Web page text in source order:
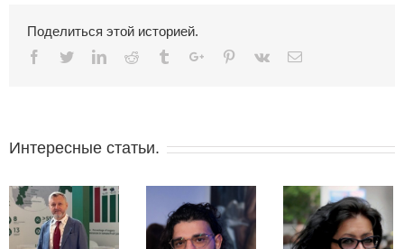
Поделиться этой историей.
Facebook
TwitterLinkedinReddit TumblrGoogle+Pinterest
Vk Email
Интересные статьи.